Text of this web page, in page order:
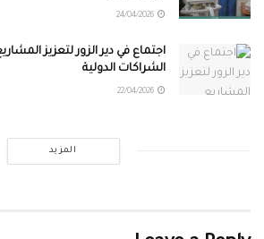
اجتماع في دير الزور لتعزيز
الشراكات الدولية
المزيد